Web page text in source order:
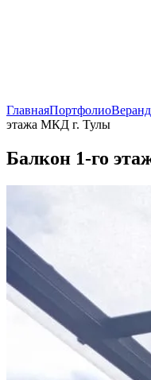
ГлавнаяПортфолио
этажа МКД г. Тулы
Балкон 1-го